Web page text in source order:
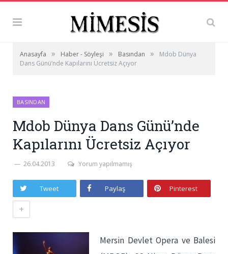
Anasayfa » Haber - Söyleşi » Basından »
Mdob Dünya
Dans Günü’nde Kapılarını Ücretsiz Açıyor
BASINDAN
Mdob Dünya Dans Günü’nde
Kapılarını Ücretsiz Açıyor
26.04.2013 Yorum yapılmamış
Tweet Paylaş Pinterest
+
Mersin Devlet Opera ve Balesi